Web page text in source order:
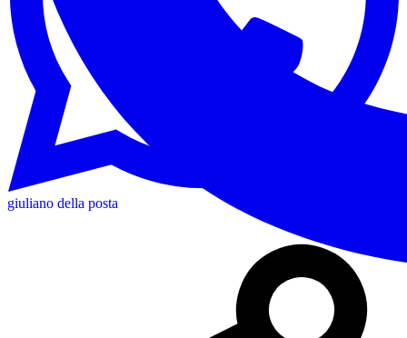
giuliano della posta